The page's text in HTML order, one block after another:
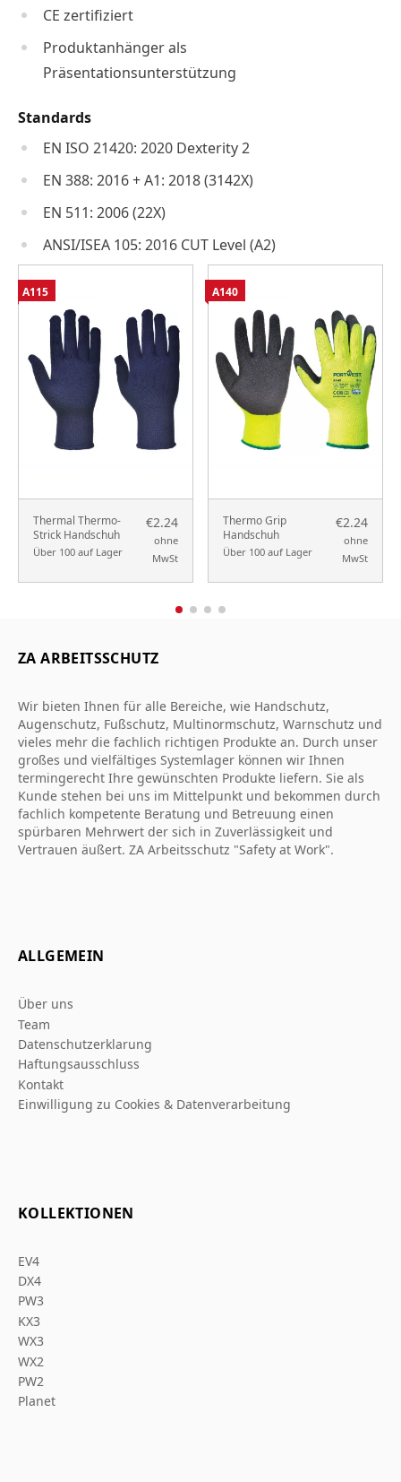
CE zertifiziert
Produktanhänger als
Präsentationsunterstützung
Standards
EN ISO 21420: 2020 Dexterity 2
EN 388: 2016 + A1: 2018 (3142X)
EN 511: 2006 (22X)
ANSI/ISEA 105: 2016 CUT Level (A2)
Thermal Thermo-
Strick Handschuh
Über 100 auf Lager
€2.24
ohne
MwSt
A115
Thermo Grip
Handschuh
Über 100 auf Lager
€2.24
ohne
MwSt
A140
ZA ARBEITSSCHUTZ
Wir bieten Ihnen für alle Bereiche, wie Handschutz,
Augenschutz, Fußschutz, Multinormschutz, Warnschutz und
vieles mehr die fachlich richtigen Produkte an. Durch unser
großes und vielfältiges Systemlager können wir Ihnen
termingerecht Ihre gewünschten Produkte liefern. Sie als
Kunde stehen bei uns im Mittelpunkt und bekommen durch
fachlich kompetente Beratung und Betreuung einen
spürbaren Mehrwert der sich in Zuverlässigkeit und
Vertrauen äußert. ZA Arbeitsschutz "Safety at Work".
ALLGEMEIN
Über uns
Team
Datenschutzerklarung
Haftungsausschluss
Kontakt
Einwilligung zu Cookies & Datenverarbeitung
KOLLEKTIONEN
EV4
DX4
PW3
KX3
WX3
WX2
PW2
Planet